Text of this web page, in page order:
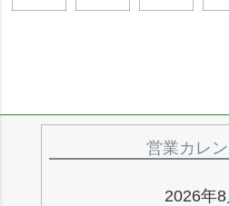
営業カレ
2026年8